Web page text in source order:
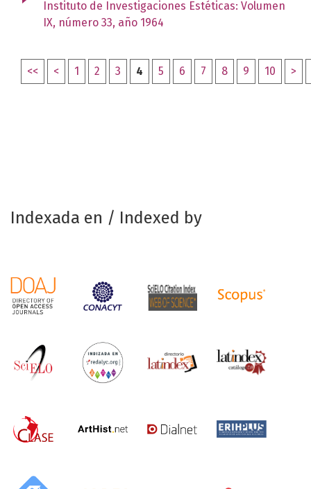
Instituto de Investigaciones Estéticas: Volumen
IX, número 33, año 1964
<< < 1 2 3 4 5 6 7 8 9 10 >
Indexada en / Indexed by